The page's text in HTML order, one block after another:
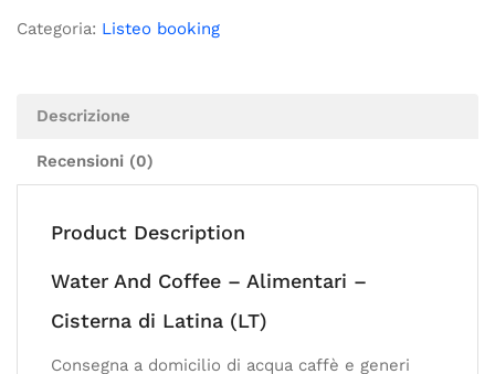
Categoria: Listeo booking
Descrizione
Recensioni (0)
Product Description
Water And Coffee – Alimentari –
Cisterna di Latina (LT)
Consegna a domicilio di acqua caffè e generi